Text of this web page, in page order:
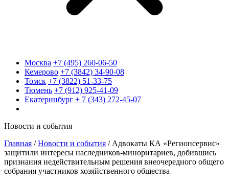
Москва +7 (495) 260-06-50
Кемерово +7 (3842) 34-90-08
Томск +7 (3822) 51-33-75
Тюмень +7 (912) 925-41-09
Екатеринбург + 7 (343) 272-45-07
Новости и события
Главная /Новости и события / Адвокаты КА «Регионсервис»
защитили интересы наследников-миноритариев, добившись
признания недействительным решения внеочередного общего
собрания участников хозяйственного общества